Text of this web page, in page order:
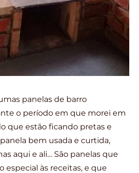
panelas de barro
o período em que morei em
que estão ficando pretas e
bem usada e curtida,
aqui e ali… São panelas que
especial às receitas, e que